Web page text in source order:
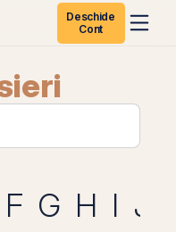
Deschide
Cont
F G H I J